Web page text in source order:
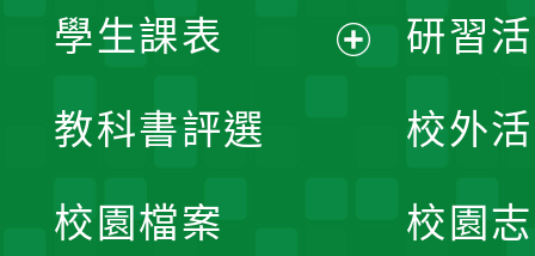
學生課表
教科書評選
校園檔案
研習
校外
校園